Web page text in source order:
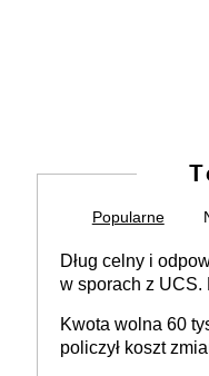
Popularne
Dług celny i
w sporach z UCS.
Kwota wolna 60
policzył koszt